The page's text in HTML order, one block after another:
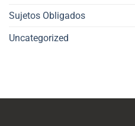
Sujetos Obligados
Uncategorized